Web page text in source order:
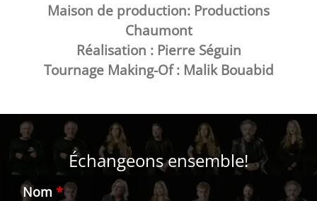
Maison de production: Productions
Chaumont
Réalisation : Pierre Séguin
Tournage Making-Of : Malik Bouabid
Échangeons ensemble!
Nom *